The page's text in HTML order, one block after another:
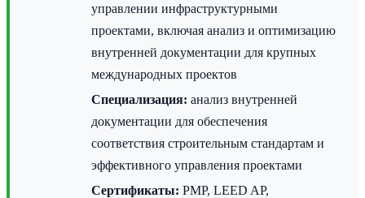
управлении инфраструктурными
проектами, включая анализ и оптимизацию
внутренней документации для крупных
международных проектов
Специализация: анализ внутренней
документации для обеспечения
соответствия строительным стандартам и
эффективного управления проектами
Сертификаты: PMP, LEED AP,